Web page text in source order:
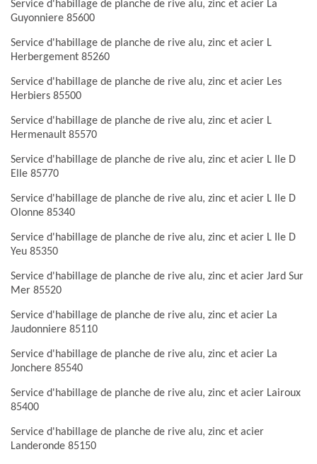
Service d'habillage de planche de rive alu, zinc et acier La
Guyonniere 85600
Service d'habillage de planche de rive alu, zinc et acier L
Herbergement 85260
Service d'habillage de planche de rive alu, zinc et acier Les
Herbiers 85500
Service d'habillage de planche de rive alu, zinc et acier L
Hermenault 85570
Service d'habillage de planche de rive alu, zinc et acier L Ile D
Elle 85770
Service d'habillage de planche de rive alu, zinc et acier L Ile D
Olonne 85340
Service d'habillage de planche de rive alu, zinc et acier L Ile D
Yeu 85350
Service d'habillage de planche de rive alu, zinc et acier Jard Sur
Mer 85520
Service d'habillage de planche de rive alu, zinc et acier La
Jaudonniere 85110
Service d'habillage de planche de rive alu, zinc et acier La
Jonchere 85540
Service d'habillage de planche de rive alu, zinc et acier Lairoux
85400
Service d'habillage de planche de rive alu, zinc et acier
Landeronde 85150